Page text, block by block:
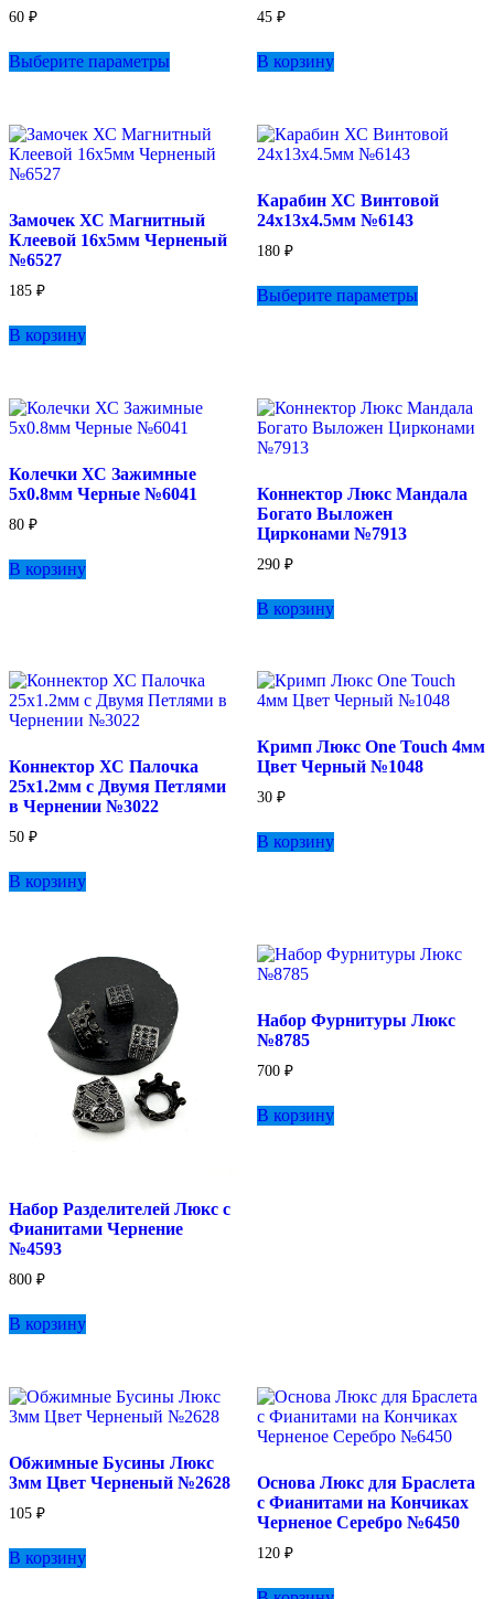
60 ₽
Выберите параметры
Опции
можно
странице
товара.
45 ₽
В корзину
Замочек ХС Магнитный
Клеевой 16х5мм Черненый
№6527
185 ₽
В корзину
Карабин ХС Винтовой
24х13х4.5мм №6143
180 ₽
Выберите параметрытовар
выбрать
на
Колечки ХС Зажимные
5х0.8мм Черные №6041
80 ₽
В корзину
Коннектор Люкс Мандала
Богато Выложен
Цирконами №7913
290 ₽
В корзину
Коннектор ХС Палочка
25х1.2мм с Двумя Петлями
в Чернении №3022
50 ₽
В корзину
Кримп Люкс One Touch 4мм
Цвет Черный №1048
30 ₽
В корзину
Набор Разделителей Люкс с
Фианитами Чернение
№4593
800 ₽
В корзину
Набор Фурнитуры Люкс
№8785
700 ₽
В корзину
Обжимные Бусины Люкс
3мм Цвет Черненый №2628
105 ₽
В корзину
Основа Люкс для Браслета
с Фианитами на Кончиках
Черненое Серебро №6450
120 ₽